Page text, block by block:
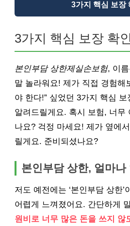
3가지 핵심 보장
3가지 핵심 보장 확인
본인부담 상한제실손보험, 이
말 놀라워요! 제가 직접 경험해
야 한다!” 싶었던 3가지 핵심
알려드릴게요. 혹시 보험, 너무
나요? 걱정 마세요! 제가 옆에
릴게요. 준비되셨나요?
본인부담 상한, 얼마나
저도 예전에는 ‘본인부담 상한’
어렵게 느껴졌어요. 간단하게
원비로 너무 많은 돈을 쓰지 않